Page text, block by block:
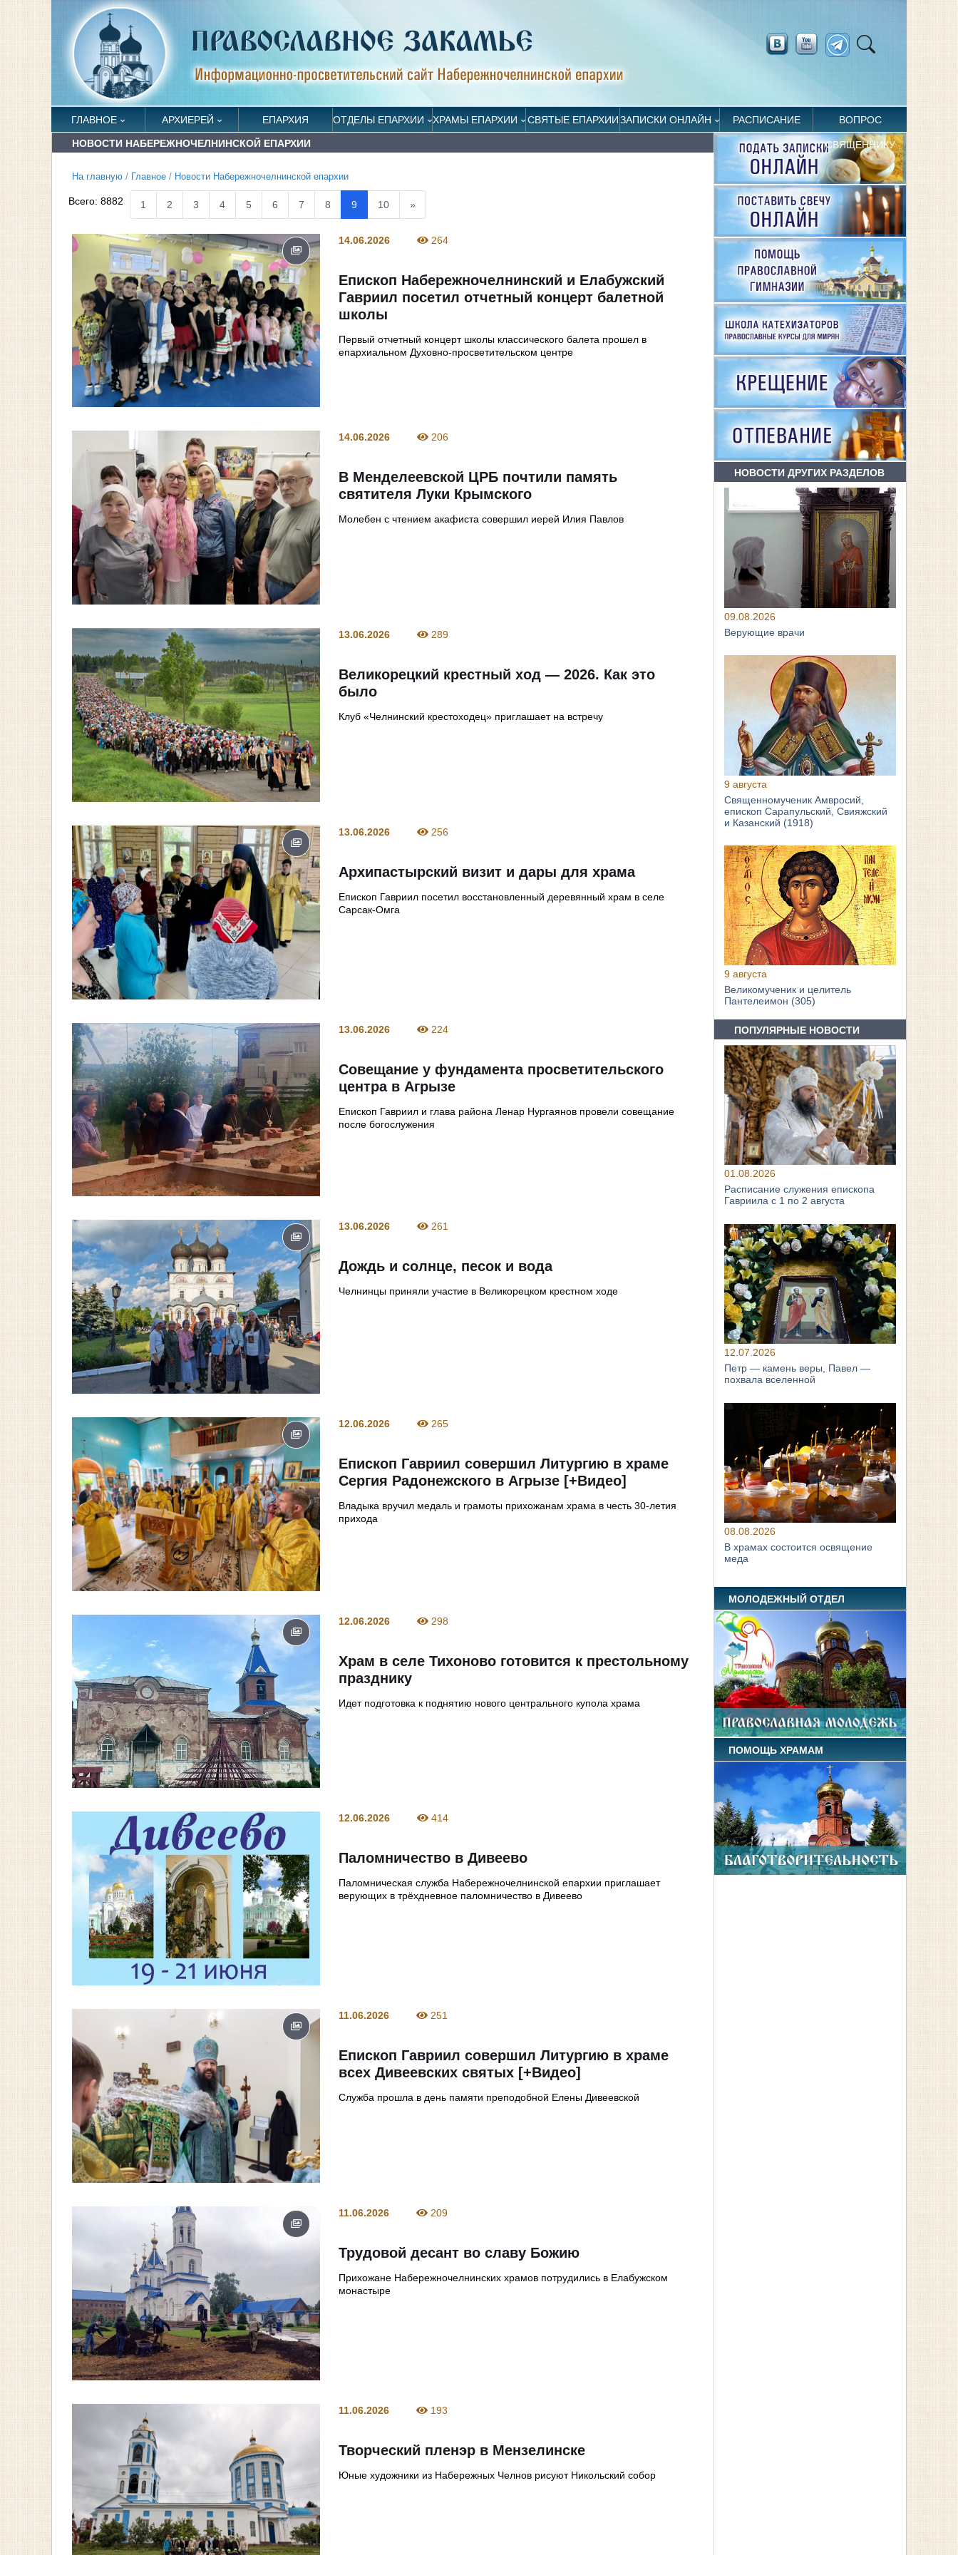
ГЛАВНОЕ АРХИЕРЕЙ ЕПАРХИЯ ОТДЕЛЫ ЕПАРХИИ ХРАМЫ ЕПАРХИИ СВЯТЫЕ ЕПАРХИИЗАПИСКИ ОНЛАЙН РАСПИСАНИЕ ВОПРОС
СВЯЩЕННИКУ
НОВОСТИ НАБЕРЕЖНОЧЕЛНИНСКОЙ ЕПАРХИИ
На главную / Главное / Новости Набережночелнинской епархии
Всего:8882 1 2 3 4 5 6 7 8 9 10 »
14.06.2026 264
Епископ Набережночелнинский и Елабужский
Гавриил посетил отчетный концерт балетной
школы
Первый отчетный концерт школы классического балета прошел в
епархиальном Духовно‑просветительском центре
14.06.2026 206
В Менделеевской ЦРБ почтили память
святителя Луки Крымского
Молебен с чтением акафиста совершил иерей Илия Павлов
13.06.2026 289
Великорецкий крестный ход — 2026. Как это
было
Клуб «Челнинский крестоходец» приглашает на встречу
13.06.2026 256
Архипастырский визит и дары для храма
Епископ Гавриил посетил восстановленный деревянный храм в селе
Сарсак-Омга
13.06.2026 224
Совещание у фундамента просветительского
центра в Агрызе
Епископ Гавриил и глава района Ленар Нургаянов провели совещание
после богослужения
13.06.2026 261
Дождь и солнце, песок и вода
Челнинцы приняли участие в Великорецком крестном ходе
12.06.2026 265
Епископ Гавриил совершил Литургию в храме
Сергия Радонежского в Агрызе [+Видео]
Владыка вручил медаль и грамоты прихожанам храма в честь 30-летия
прихода
12.06.2026 298
Храм в селе Тихоново готовится к престольному
празднику
Идет подготовка к поднятию нового центрального купола храма
12.06.2026 414
Паломничество в Дивеево
Паломническая служба Набережночелнинской епархии приглашает
верующих в трёхдневное паломничество в Дивеево
11.06.2026 251
Епископ Гавриил совершил Литургию в храме
всех Дивеевских святых [+Видео]
Служба прошла в день памяти преподобной Елены Дивеевской
11.06.2026 209
Трудовой десант во славу Божию
Прихожане Набережночелнинских храмов потрудились в Елабужском
монастыре
11.06.2026 193
Творческий пленэр в Мензелинске
Юные художники из Набережных Челнов рисуют Никольский собор
НОВОСТИ ДРУГИХ РАЗДЕЛОВ
09.08.2026
Верующие врачи
9 августа
Священномученик Амвросий,
епископ Сарапульский, Свияжский
и Казанский (1918)
9 августа
Великомученик и целитель
Пантелеимон (305)
ПОПУЛЯРНЫЕ НОВОСТИ
01.08.2026
Расписание служения епископа
Гавриила с 1 по 2 августа
12.07.2026
Петр — камень веры, Павел —
похвала вселенной
08.08.2026
В храмах состоится освящение
меда
МОЛОДЕЖНЫЙ ОТДЕЛ
ПОМОЩЬ ХРАМАМ